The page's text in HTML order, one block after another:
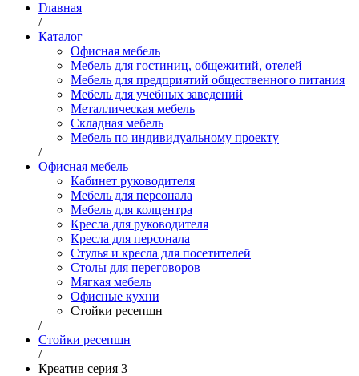
Главная
/
Каталог
Офисная мебель
Мебель для гостиниц, общежитий, отелей
Мебель для предприятий общественного питания
Мебель для учебных заведений
Металлическая мебель
Складная мебель
Мебель по индивидуальному проекту
/
Офисная мебель
Кабинет руководителя
Мебель для персонала
Мебель для колцентра
Кресла для руководителя
Кресла для персонала
Стулья и кресла для посетителей
Столы для переговоров
Мягкая мебель
Офисные кухни
Стойки ресепшн
/
Стойки ресепшн
/
Креатив серия 3